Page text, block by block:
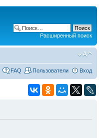
Расширенный поиск
FAQ Пользователи Вход